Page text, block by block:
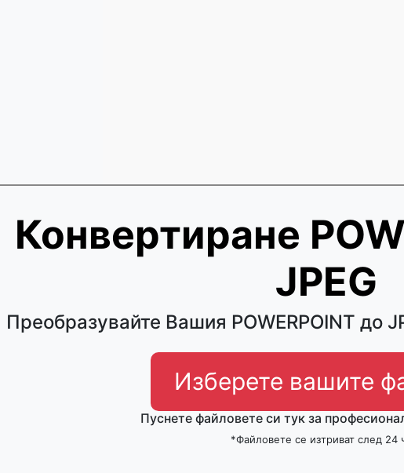
Конвертиране
JPEG
Преобразувайте Вашия POWERPOINT до
Изберете вашите
Пуснете файловете си тук за
*Файловете се изтриват след 24